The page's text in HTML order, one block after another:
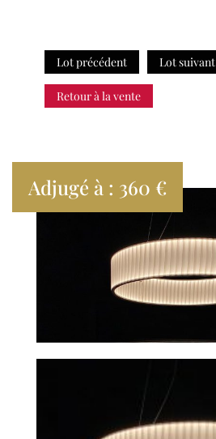
Lot précédent Lot suivant
Retour à la vente
Adjugé à : 360 €